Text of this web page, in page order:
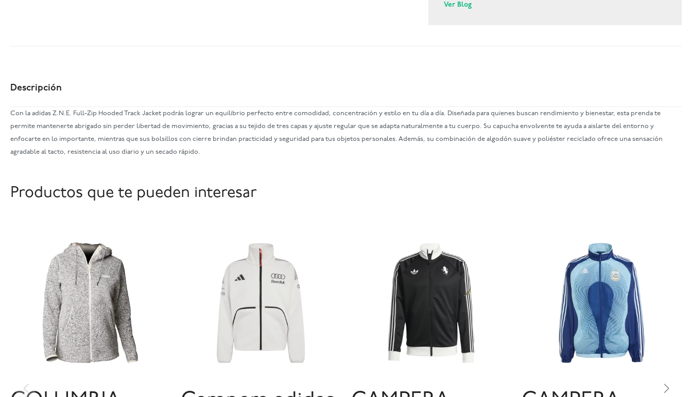
Ver Blog
Descripción
Con la adidas Z.N.E. Full-Zip Hooded Track Jacket podrás lograr un equilibrio perfecto entre comodidad, concentración y estilo en tu día a día. Diseñada para quienes buscan rendimiento y bienestar, esta prenda te
permite mantenerte abrigado sin perder libertad de movimiento, gracias a su tejido de tres capas y ajuste regular que se adapta naturalmente a tu cuerpo. Su capucha envolvente te ayuda a aislarte del entorno y
enfocarte en lo importante, mientras que sus bolsillos con cierre brindan practicidad y seguridad para tus objetos personales. Además, su combinación de algodón suave y poliéster reciclado ofrece una sensación
agradable al tacto, resistencia al uso diario y un secado rápido.
Productos que te pueden interesar